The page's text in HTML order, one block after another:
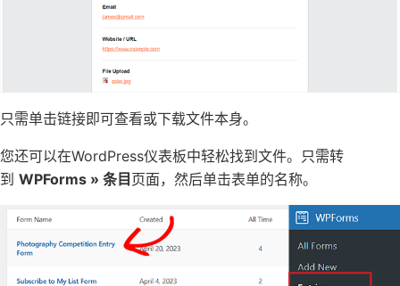
只需单击链接即可查看或下载文件本身。
您还可以在WordPress仪表板中轻松找到文件。只需转
到 WPForms » 条目 页面，然后单击表单的名称。